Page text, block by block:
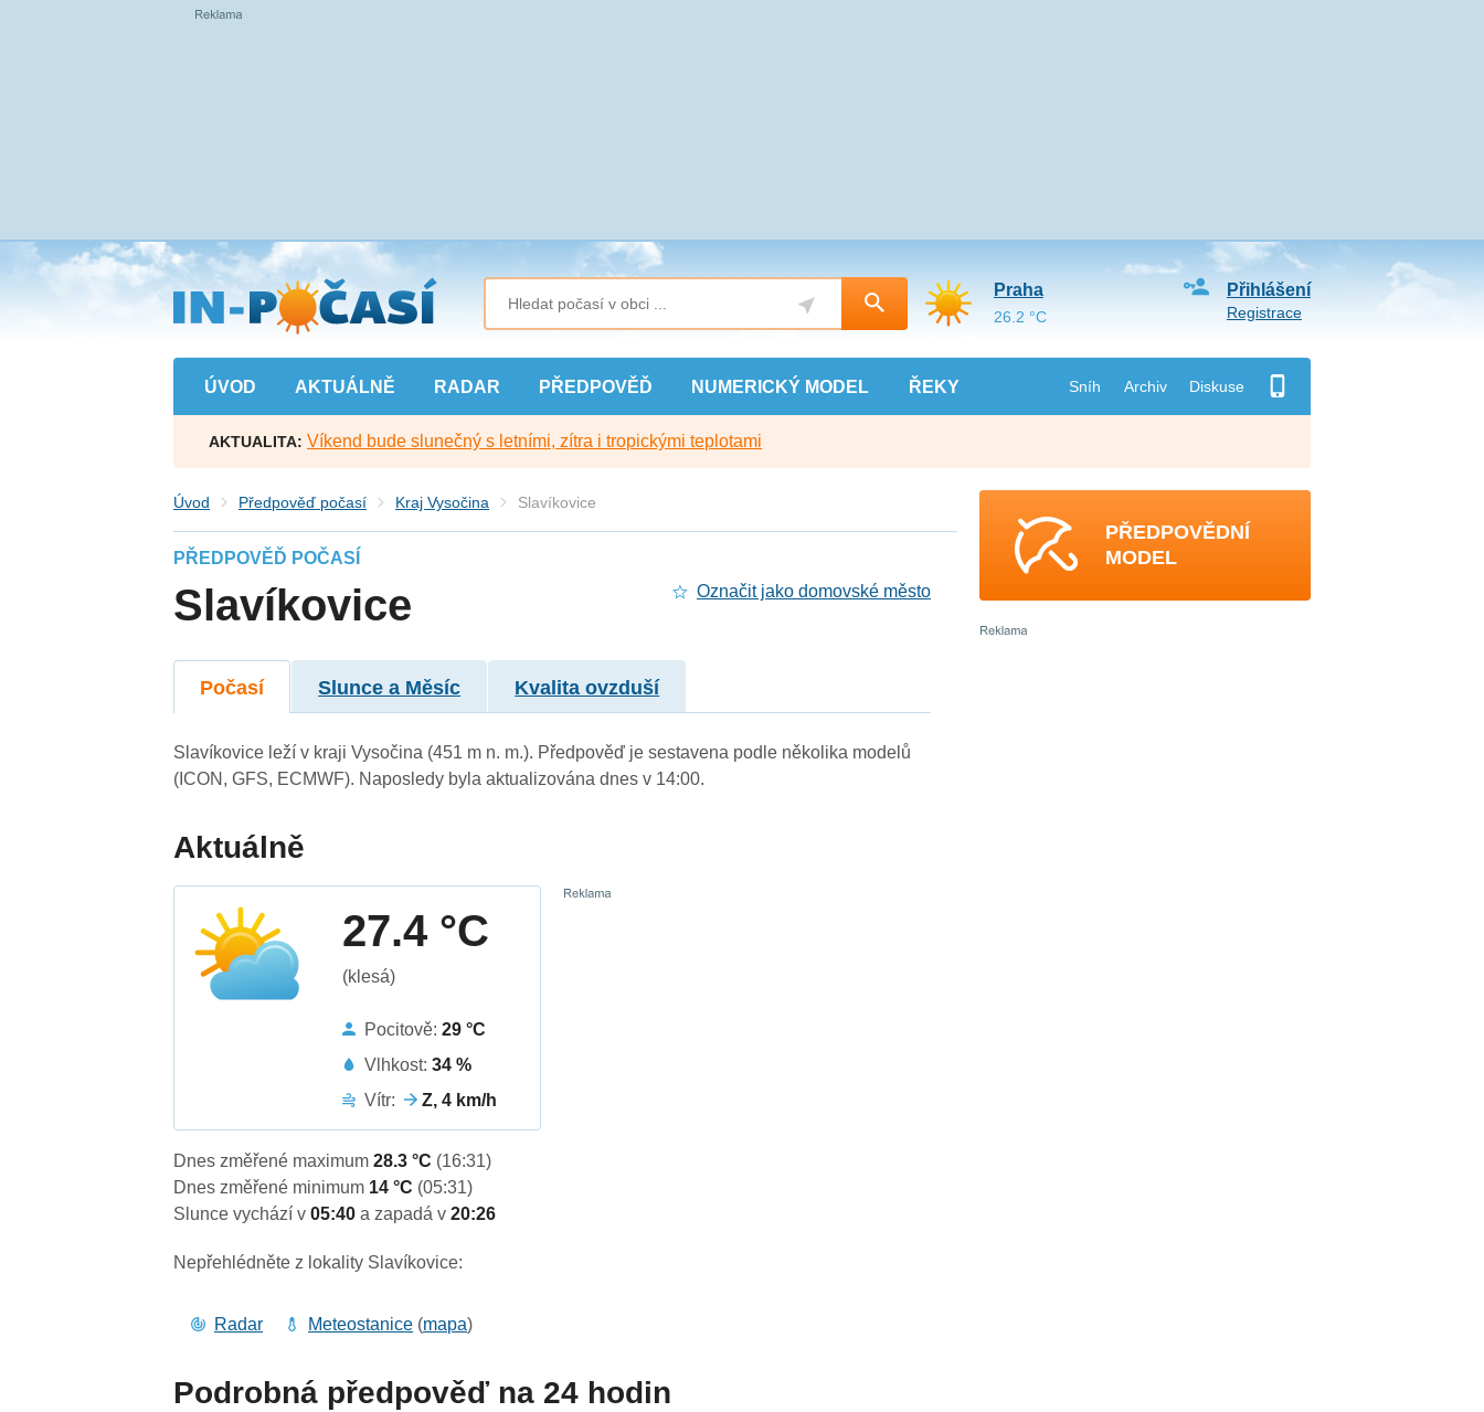
Přejít
na
hlavní
obsah
ÚVOD AKTUÁLNĚ RADAR PŘEDPOVĚĎ NUMERICKÝ MODEL ŘEKY Sníh Archiv Diskuse
Přihlášení
Registrace
Praha
26.2 °C
AKTUALITA: Víkend bude slunečný s letními, zítra i tropickými teplotami
Úvod Předpověď počasí Kraj Vysočina Slavíkovice
PŘEDPOVĚĎ POČASÍ
Slavíkovice Označit jako domovské město
Počasí Slunce a Měsíc Kvalita ovzduší
Slavíkovice leží v kraji Vysočina (451 m n. m.). Předpověď je sestavena podle několika modelů
(ICON, GFS, ECMWF). Naposledy byla aktualizována dnes v 14:00.
Aktuálně
27.4 °C
(klesá)
Pocitově:29 °C
Vlhkost:34 %
Vítr:
Z, 4 km/h
Dnes změřené maximum28.3 °C (16:31)
Dnes změřené minimum 14 °C (05:31)
Slunce vychází v05:40a zapadá v20:26
Nepřehlédněte z lokality Slavíkovice:
Radar Meteostanice (mapa)
Podrobná předpověď na 24 hodin
PŘEDPOVĚDNÍ
MODEL